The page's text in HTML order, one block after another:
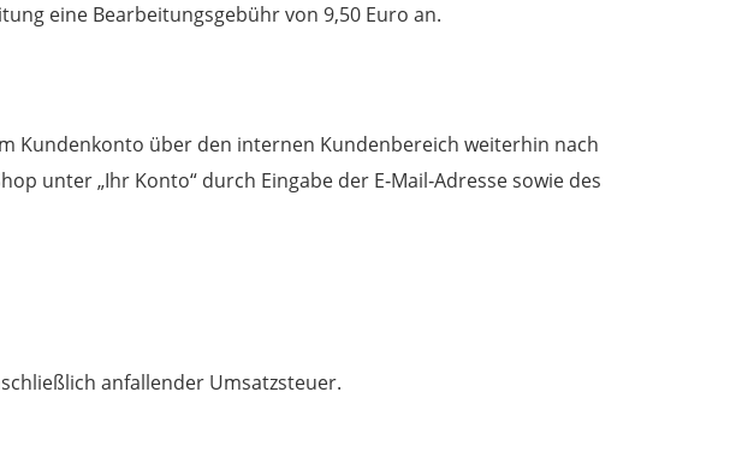
eine Bearbeitungsgebühr von 9,50 Euro an.
Kundenkonto über den internen Kundenbereich weiterhin nach
unter „Ihr Konto“ durch Eingabe der E‐Mail‐Adresse sowie des
anfallender Umsatzsteuer.